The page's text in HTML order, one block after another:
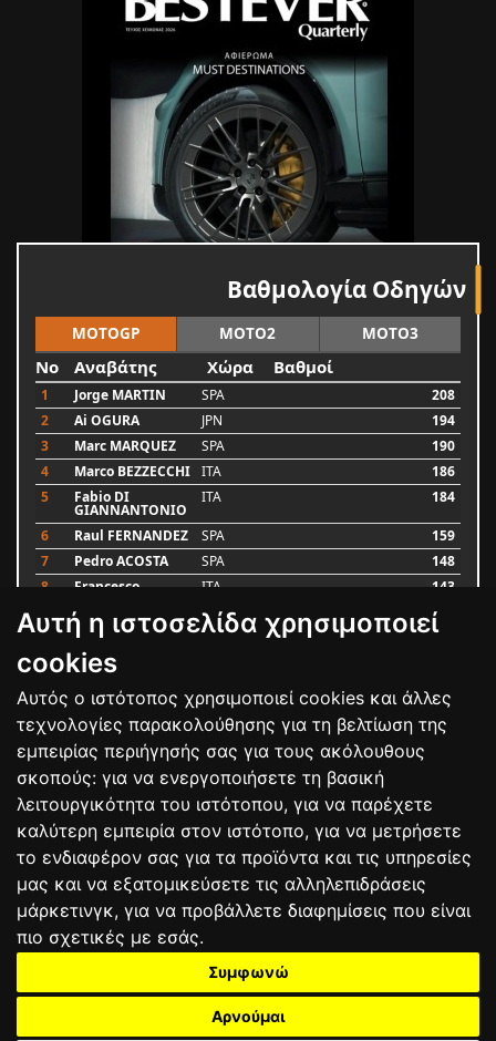
Αυτή η ιστοσελίδα χρησιμοποιεί
cookies
Αυτός ο ιστότοπος χρησιμοποιεί cookies και άλλες
τεχνολογίες παρακολούθησης για τη βελτίωση της
εμπειρίας περιήγησής σας για τους ακόλουθους
σκοπούς: για να ενεργοποιήσετε τη βασική
λειτουργικότητα του ιστότοπου, για να παρέχετε
καλύτερη εμπειρία στον ιστότοπο, για να μετρήσετε
το ενδιαφέρον σας για τα προϊόντα και τις υπηρεσίες
μας και να εξατομικεύσετε τις αλληλεπιδράσεις
μάρκετινγκ, για να προβάλλετε διαφημίσεις που είναι
πιο σχετικές με εσάς.
Συμφωνώ
Αρνούμαι
Βαθμολογία Οδηγών
MOTOGP MOTO2 MOTO3
No Αναβάτης Χώρα Βαθμοί
1 Jorge MARTIN SPA
208
2
Ai OGURA JPN
194
3
Marc MARQUEZ SPA
190
4
Marco BEZZECCHI ITA
186
5
Fabio DI
GIANNANTONIO
ITA 184
6 Raul FERNANDEZ SPA
159
7
Pedro ACOSTA SPA
148
8
Francesco ITA 143
9 Alex MARQUEZ SPA
Luca MARINI
Bαθμολογία
ΟΡΟΙ ΧΡΗΣΗΣΠΟΛΙΤΙΚΗ ΠΡΟΣΤΑΣΙΑΣ
ΑΓΩΝΕΣΑΠΟΤΕΛΕΣΜΑΤΑΑΓΟΡΑ